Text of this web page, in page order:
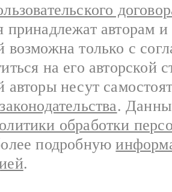
принадлежат авторам
возможна только с
на его авторской
авторы несут
.
обработки
подробную
.